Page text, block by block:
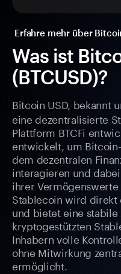
Was ist
(BTCUSD)?
Bitcoin USD, bekannt
eine dezentralisierte
Plattform BTCFi
entwickelt, um
dem dezentralen
interagieren und
ihrer
Stablecoin wird
und bietet eine
kryptogestützten
Inhabern volle
ohne Mitwirkung
ermöglicht.
Erfahre mehr über